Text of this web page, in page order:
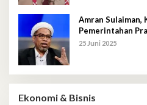
Amran Sulaiman,
Pemerintahan
25 Juni 2025
Ekonomi & Bisnis